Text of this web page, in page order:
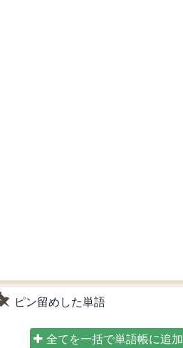
ピン留めした単語
全てを一括で単語帳に追加